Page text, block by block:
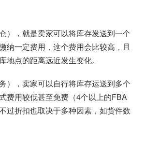
），就是卖家可以将库存发送到一个
纳一定费用，这个费用会比较高，且
地点的距离远近发生变化。
），卖家可以自行将库存运送到多个
费用较低甚至免费（4个以上的FBA
过折扣也取决于多种因素，如货件数